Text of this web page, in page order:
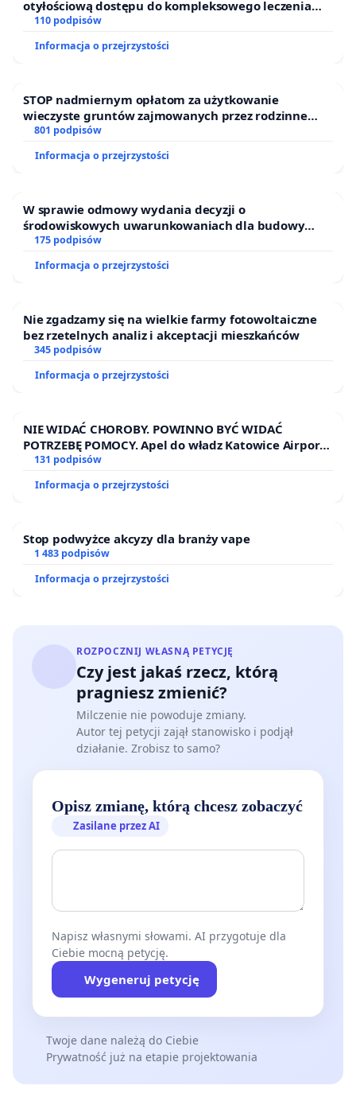
otyłościową dostępu do kompleksowego leczenia
oraz programów profilaktycznych.
110 podpisów
Informacja o przejrzystości
STOP nadmiernym opłatom za użytkowanie
wieczyste gruntów zajmowanych przez rodzinne
ogrody działkowe.
801 podpisów
Informacja o przejrzystości
W sprawie odmowy wydania decyzji o
środowiskowych uwarunkowaniach dla budowy
zakładu wytwarzania biometanu „Krynki” w
Ostrowiu Południowym oraz ochrony mieszkańców i
Puszczy Knyszyńskiej
175 podpisów
Informacja o przejrzystości
Nie zgadzamy się na wielkie farmy fotowoltaiczne
bez rzetelnych analiz i akceptacji mieszkańców
345 podpisów
Informacja o przejrzystości
NIE WIDAĆ CHOROBY. POWINNO BYĆ WIDAĆ
POTRZEBĘ POMOCY. Apel do władz Katowice Airport
o przystąpienie do programu HIDDEN DISABILITIES
SUNFLOWER – SŁONECZNIK – UKRYTE
NIEPEŁNOSPRAWNOŚCI
131 podpisów
Informacja o przejrzystości
Stop podwyżce akcyzy dla branży vape
1 483 podpisów
Informacja o przejrzystości
ROZPOCZNIJ WŁASNĄ PETYCJĘ
Czy jest jakaś rzecz, którą
pragniesz zmienić?
Milczenie nie powoduje zmiany.
Autor tej petycji zajął stanowisko i podjął
działanie. Zrobisz to samo?
Opisz zmianę, którą chcesz zobaczyć
Zasilane przez AI
Napisz własnymi słowami. AI przygotuje dla
Ciebie mocną petycję.
Wygeneruj petycję
Twoje dane należą do Ciebie
Prywatność już na etapie projektowania